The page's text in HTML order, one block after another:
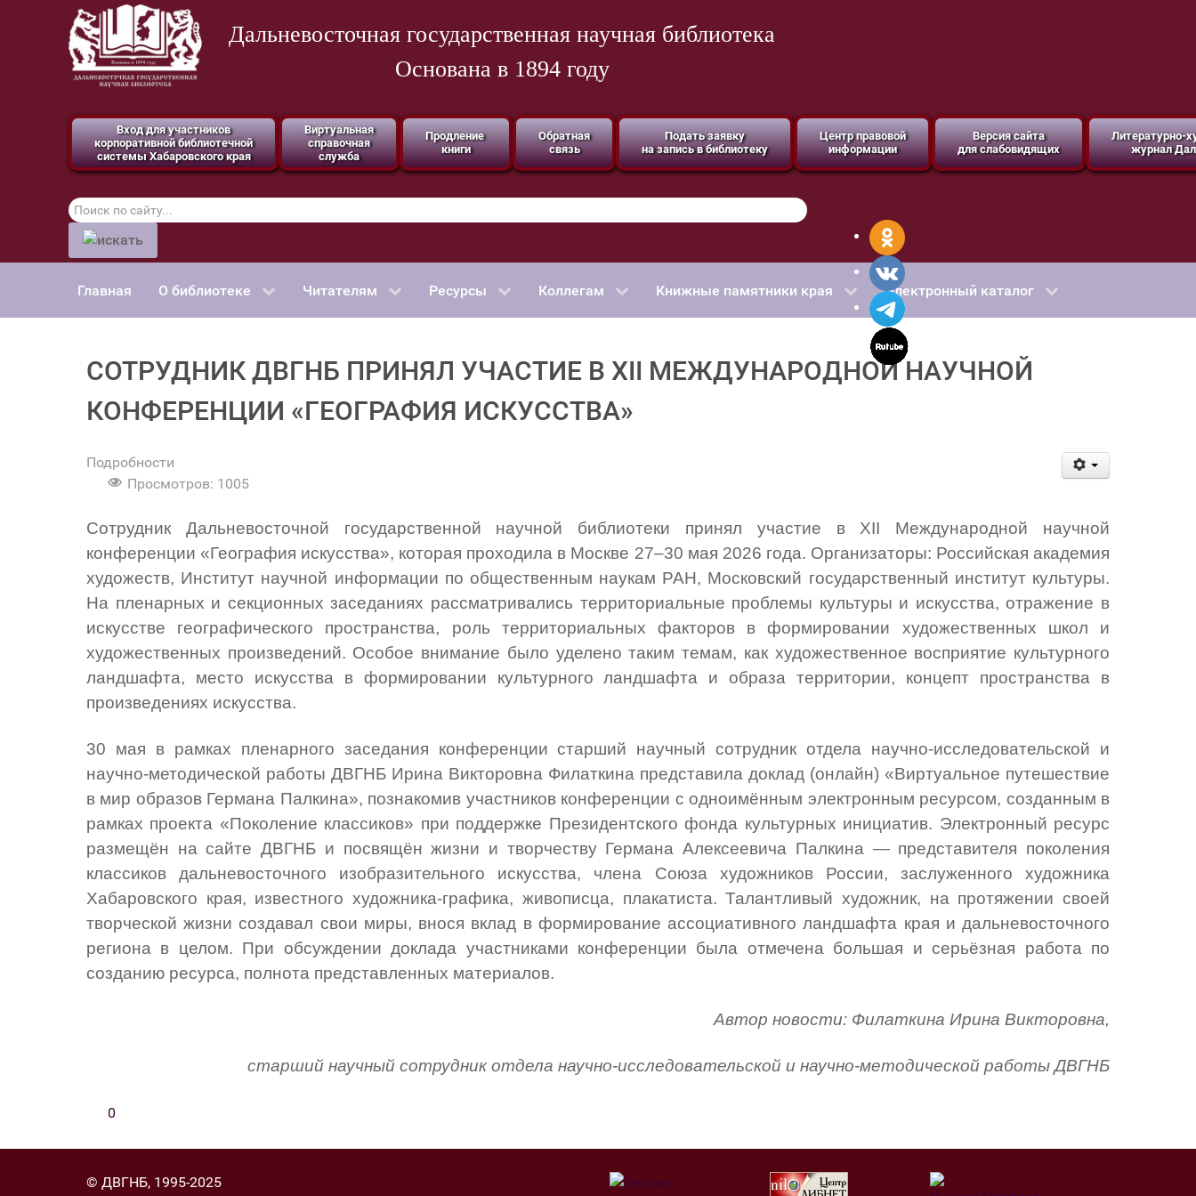
Дальневосточная государственная научная библиотека
Основана в 1894 году
Вход для участников
корпоративной библиотечной
системы Хабаровского края
Виртуальная
справочная
служба
Продление
книги
Обратная
связь
Подать заявку
на запись в библиотеку
Центр правовой
информации
Версия сайта
для слабовидящих
Литературно-
журнал
Поиск
по
сайту
Главная О библиотеке Читателям Ресурсы Коллегам Книжные памятники края Электронный каталог
СОТРУДНИК ДВГНБ ПРИНЯЛ УЧАСТИЕ В ХII МЕЖДУНАРОДНОЙ НАУЧНОЙ
КОНФЕРЕНЦИИ «ГЕОГРАФИЯ ИСКУССТВА»
Подробности
Просмотров: 1005
Сотрудник Дальневосточной государственной научной библиотеки принял участие в ХII Международной научной
конференции «География искусства», которая проходила в Москве 27–30 мая 2026 года. Организаторы: Российская академия
художеств, Институт научной информации по общественным наукам РАН, Московский государственный институт культуры.
На пленарных и секционных заседаниях рассматривались территориальные проблемы культуры и искусства, отражение в
искусстве географического пространства, роль территориальных факторов в формировании художественных школ и
художественных произведений. Особое внимание было уделено таким темам, как художественное восприятие культурного
ландшафта, место искусства в формировании культурного ландшафта и образа территории, концепт пространства в
произведениях искусства.
30 мая в рамках пленарного заседания конференции старший научный сотрудник отдела научно-исследовательской и
научно-методической работы ДВГНБ Ирина Викторовна Филаткина представила доклад (онлайн) «Виртуальное путешествие
в мир образов Германа Палкина», познакомив участников конференции с одноимённым электронным ресурсом, созданным в
рамках проекта «Поколение классиков» при поддержке Президентского фонда культурных инициатив. Электронный ресурс
размещён на сайте ДВГНБ и посвящён жизни и творчеству Германа Алексеевича Палкина — представителя поколения
классиков дальневосточного изобразительного искусства, члена Союза художников России, заслуженного художника
Хабаровского края, известного художника-графика, живописца, плакатиста. Талантливый художник, на протяжении своей
творческой жизни создавал свои миры, внося вклад в формирование ассоциативного ландшафта края и дальневосточного
региона в целом. При обсуждении доклада участниками конференции была отмечена большая и серьёзная работа по
созданию ресурса, полнота представленных материалов.
Автор новости: Филаткина Ирина Викторовна,
старший научный сотрудник отдела научно-исследовательской и научно-методической работы ДВГНБ
0
© ДВГНБ, 1995-2025